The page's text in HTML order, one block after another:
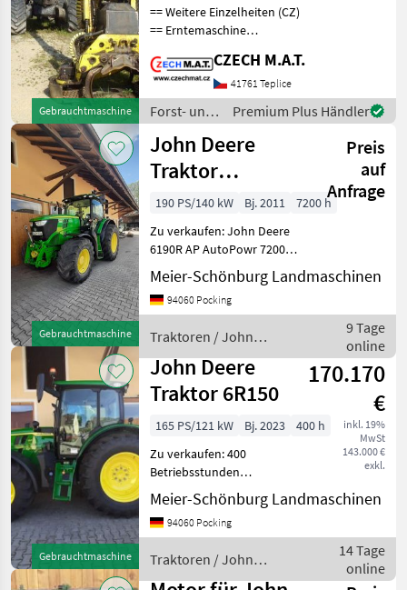
Gebrauchtmaschine
== Weitere Einzelheiten (CZ)
== Erntemaschine
Timberjack Jahr 2004
(Modell wurde nur 2002-
2006 produziert) 17 000
Motorstunden keine
unnötige El
CZECH M.A.T.
41761 Teplice
Forst- und
Holztechnik
/ John
Deere
Premium Plus Händler
Gebrauchtmaschine
John Deere
Traktor
gebraucht 6190R
AutoPowr
Preis
auf
Anfrage
190 PS/140 kW Bj. 2011
7200 h
Zu verkaufen: John Deere
6190R AP AutoPowr 7200
Std, sofort verfügbar, AHK
höhenverstellbar, feste K80,
Starfire Vorbereitung,
Sensin
Meier-Schönburg Landmaschinen
94060 Pocking
Traktoren / John
Deere
9 Tage
online
Gebrauchtmaschine
John Deere
Traktor 6R150
170.170
€
inkl. 19%
MwSt
143.000 €
exkl.
165 PS/121 kW Bj. 2023
400 h
Zu verkaufen: 400
Betriebsstunden
JohnDeere 6R150 4
Zylinder, super Traktor,
Zustand wie neu AutoPowr
ComfortView-Kabine
CommandARM
Meier-Schönburg Landmaschinen
94060 Pocking
Traktoren / John
Deere
14 Tage
online